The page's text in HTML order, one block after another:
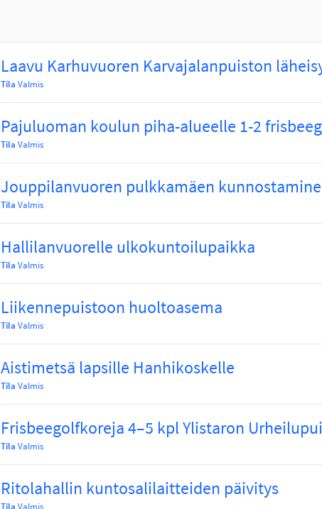
Laavu Karhuvuoren Karvajalanpuiston
Tila Valmis
Pajuluoman koulun piha-alueelle 1-2
Tila Valmis
Jouppilanvuoren pulkkamäen
Tila Valmis
Hallilanvuorelle ulkokuntoilupaikka
Tila Valmis
Liikennepuistoon huoltoasema
Tila Valmis
Aistimetsä lapsille Hanhikoskelle
Tila Valmis
Frisbeegolfkoreja 4–5 kpl Ylistaron
Tila Valmis
Ritolahallin kuntosalilaitteiden päivitys
Tila Valmis